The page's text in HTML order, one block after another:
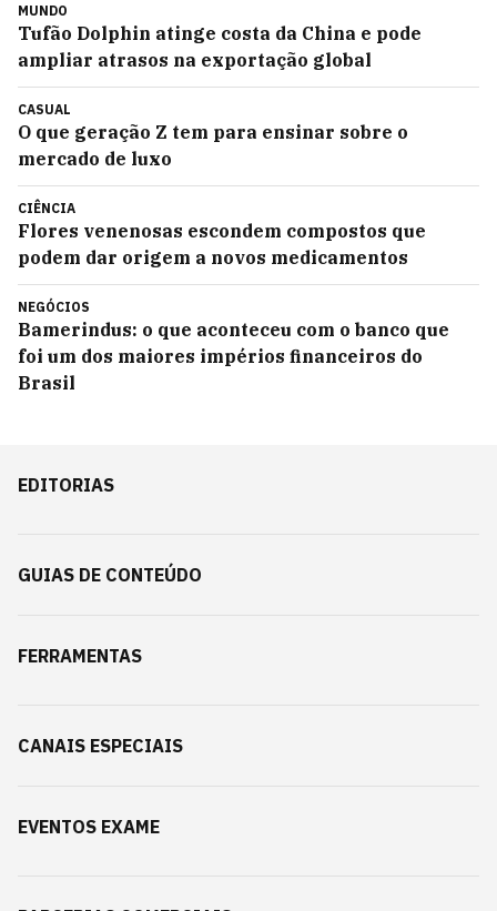
MUNDO
Tufão Dolphin atinge costa da China e pode
ampliar atrasos na exportação global
CASUAL
O que geração Z tem para ensinar sobre o
mercado de luxo
CIÊNCIA
Flores venenosas escondem compostos que
podem dar origem a novos medicamentos
NEGÓCIOS
Bamerindus: o que aconteceu com o banco que
foi um dos maiores impérios financeiros do
Brasil
EDITORIAS
GUIAS DE CONTEÚDO
FERRAMENTAS
CANAIS ESPECIAIS
EVENTOS EXAME